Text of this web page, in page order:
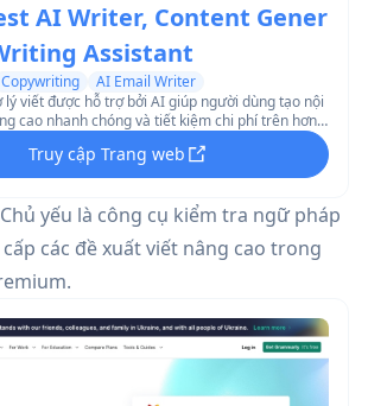
AI Writer, Content Gener
Assistant
Copywriting
AI Email Writer
lý viết được hỗ trợ bởi AI giúp người dùng tạo nội
cao nhanh chóng và tiết kiệm chi phí trên hơn
dụng và mẫu.
Truy cập Trang web
yếu là công cụ kiểm tra ngữ pháp
các đề xuất viết nâng cao trong